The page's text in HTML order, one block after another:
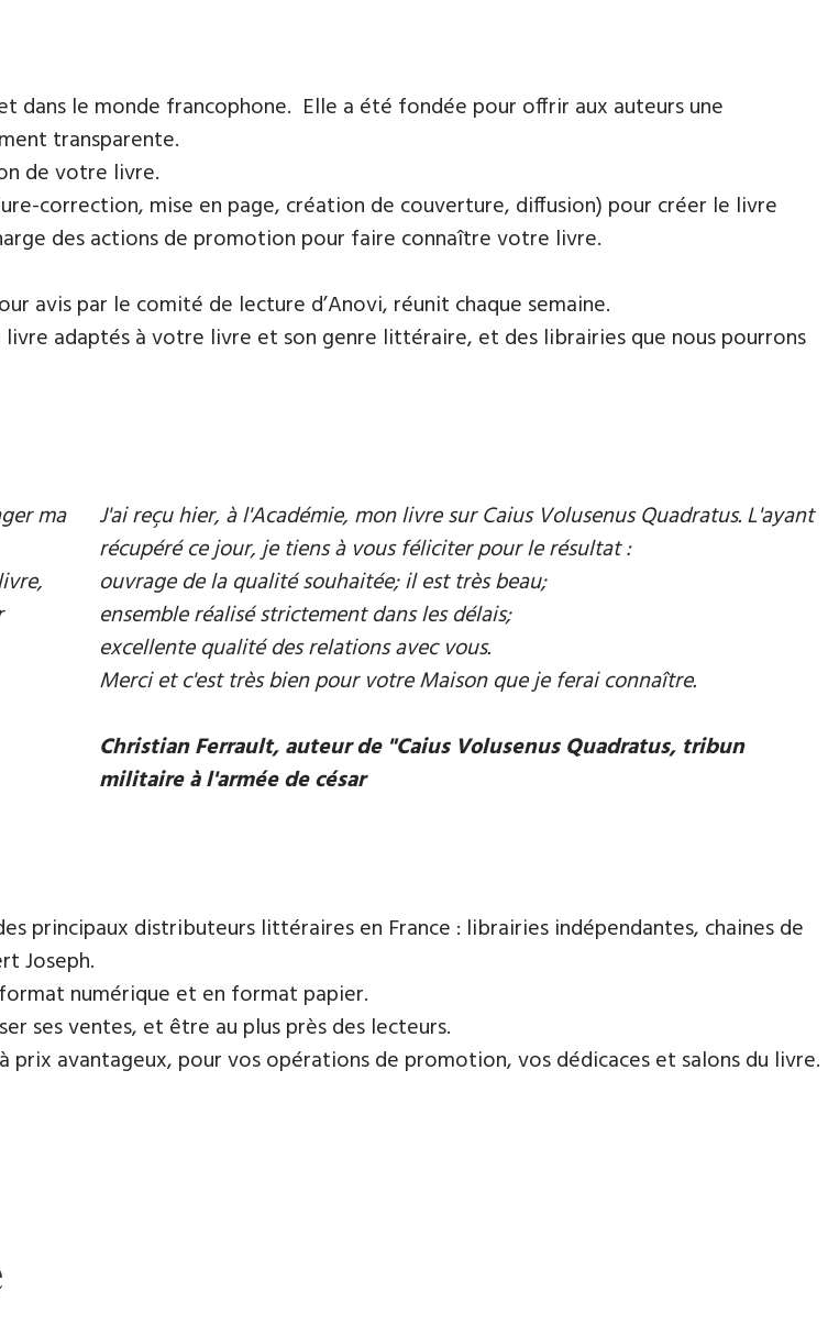
dans le monde francophone. Elle a été fondée pour offrir aux auteurs une
transparente.
de votre livre.
correction, mise en page, création de couverture, diffusion) pour créer le livre
des actions de promotion pour faire connaître votre livre.
avis par le comité de lecture d’Anovi, réunit chaque semaine.
livre adaptés à votre livre et son genre littéraire, et des librairies que nous pourrons
ma
J'ai reçu hier, à l'Académie, mon livre sur Caius Volusenus Quadratus. L'ayant
récupéré ce jour, je tiens à vous féliciter pour le résultat :
ouvrage de la qualité souhaitée; il est très beau;
ensemble réalisé strictement dans les délais;
excellente qualité des relations avec vous.
Merci et c'est très bien pour votre Maison que je ferai connaître.
Christian Ferrault, auteur de "Caius Volusenus Quadratus, tribun
militaire à l'armée de césar
principaux distributeurs littéraires en France : librairies indépendantes, chaines de
Joseph.
numérique et en format papier.
ses ventes, et être au plus près des lecteurs.
avantageux, pour vos opérations de promotion, vos dédicaces et salons du livre.